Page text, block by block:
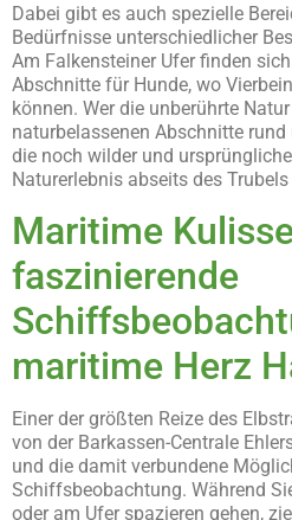
Dabei gibt es auch spezielle
Bedürfnisse unterschiedlicher
Am Falkensteiner Ufer finden
Abschnitte für Hunde, wo
können. Wer die unberührte
naturbelassenen Abschnitte
die noch wilder und
Naturerlebnis abseits des
Maritime
faszinierende
maritime Herz
Einer der größten Reize des
von der Barkassen-Centrale
und die damit verbundene
Schiffsbeobachtung. Während
oder am Ufer spazieren gehen,